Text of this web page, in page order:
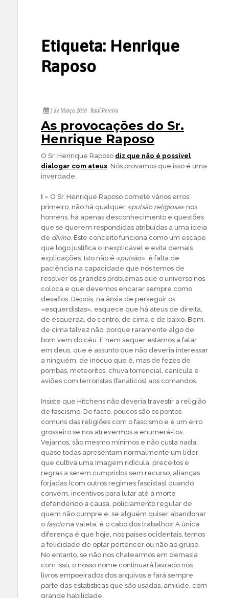
Etiqueta: Henrique
Raposo
3 de Março, 2010 Raul Pereira
As provocações do Sr.
Henrique Raposo
O Sr. Henrique Raposo diz que não é possível
dialogar com ateus. Nós provamos que isso é uma
inverdade.
I – O Sr. Henrique Raposo comete vários erros:
primeiro, não há qualquer «pulsão religiosa» nos
homens, há apenas desconhecimento e questões
que se querem respondidas atribuídas a uma ideia
de divino. Este conceito funciona como um escape
que logo justifica o inexplicável e evita demais
explicações. Isto não é «pulsão», é falta de
paciência na capacidade que nós temos de
resolver os grandes problemas que o universo nos
coloca e que devemos encarar sempre como
desafios. Depois, na ânsia de perseguir os
«esquerdistas», esquece que há ateus de direita,
de esquerda, do centro, de cima e de baixo. Bem,
de cima talvez não, porque raramente algo de
bom vem do céu. E nem sequer estamos a falar
em deus, que é assunto que não deveria interessar
a ninguém, de inócuo que é, mas de fezes de
pombas, meteoritos, chuva torrencial, canícula e
aviões com terroristas (fanáticos) aos comandos.
Insiste que Hitchens não deveria travestir a religião
de fascismo. De facto, poucos são os pontos
comuns das religiões com o fascismo e é um erro
grosseiro se nos atrevermos a enumerá-los.
Vejamos, são mesmo mínimos e não custa nada:
quase todas apresentam normalmente um líder
que cultiva uma imagem ridícula, preceitos e
regras a serem cumpridos sem recurso, alianças
forjadas (com outros regimes fascistas) quando
convém, incentivos para lutar até à morte
defendendo a causa, policiamento regular de
quem não cumpre e, se alguém quiser abandonar
o fasciona valeta, é o cabo dos trabalhos! A única
diferença é que hoje, nos países ocidentais, temos
a felicidade de optar pertencer ou não ao grupo.
No entanto, se não nos chatearmos em demasia
com isso, o nosso nome continuará lavrado nos
livros empoeirados dos arquivos e fará sempre
parte das estatísticas que são usadas, amiúde, com
grande habilidade.